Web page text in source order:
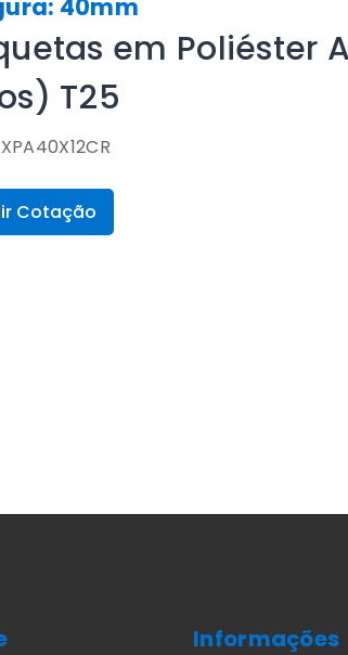
40mm
em Poliéster
T25
Cotação
Informações